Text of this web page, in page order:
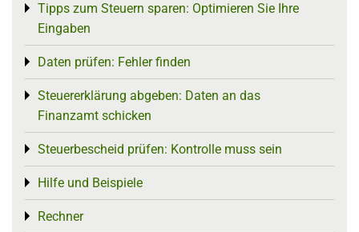
Tipps zum Steuern sparen: Optimieren Sie Ihre
Eingaben
Toggle menu
Daten prüfen: Fehler finden
Toggle menu
Steuererklärung abgeben: Daten an das
Finanzamt schicken
Toggle menu
Steuerbescheid prüfen: Kontrolle muss sein
Toggle menu
Hilfe und Beispiele
Toggle menu
Rechner
Toggle menu